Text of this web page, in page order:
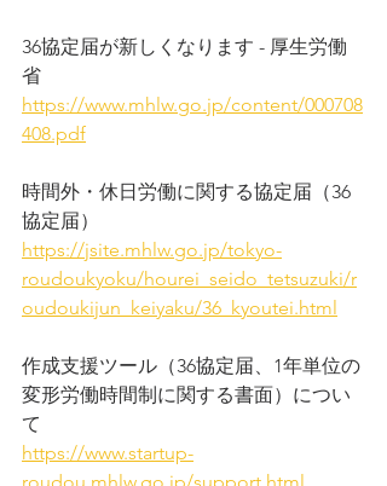
36協定届が新しくなります - 厚生労働
省
https://www.mhlw.go.jp/content/000708
408.pdf
時間外・休日労働に関する協定届（36
協定届）
https://jsite.mhlw.go.jp/tokyo-
roudoukyoku/hourei_seido_tetsuzuki/r
oudoukijun_keiyaku/36_kyoutei.html
作成支援ツール（36協定届、1年単位の
変形労働時間制に関する書面）につい
て
https://www.startup-